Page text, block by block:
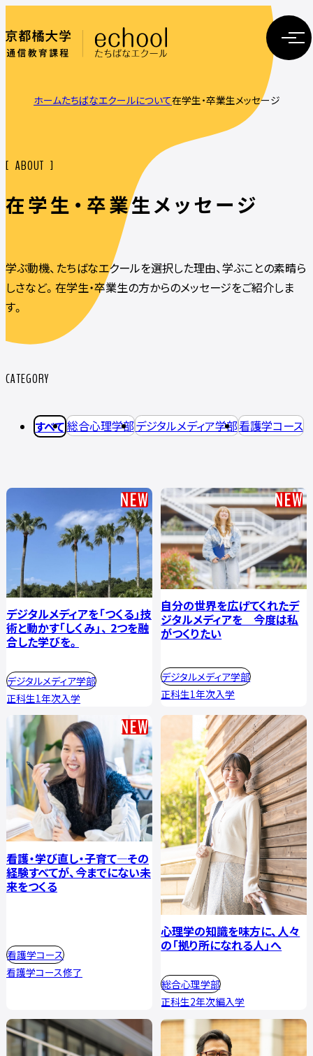
ホームたちばなエクールについて在学生・卒業生メッセージ
ABOUT
在学生・卒業生メッセージ
学ぶ動機、たちばなエクールを選択した理由、学ぶことの素晴ら
しさなど。 在学生・卒業生の方からのメッセージをご紹介しま
す。
CATEGORY
すべて総合心理学部デジタルメディア学部看護学コース
デジタルメディアを「つくる」技
術と動かす「しくみ」、 2つを融
合した学びを。
デジタルメディア学部
正科生1年次入学
自分の世界を広げてくれたデ
ジタルメディアを 今度は私
がつくりたい
デジタルメディア学部
正科生1年次入学
看護・学び直し・子育て―その
経験すべてが、今までにない未
来をつくる
看護学コース
看護学コース修了
心理学の知識を味方に、人々
の「拠り所になれる人」へ
総合心理学部
正科生2年次編入学